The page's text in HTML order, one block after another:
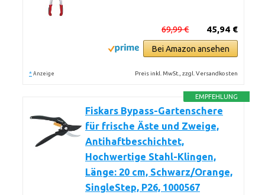
45,94 €
69,99 €
Bei Amazon ansehen
* Anzeige Preis inkl. MwSt., zzgl. Versandkosten
EMPFEHLUNG
Fiskars Bypass-Gartenschere
für frische Äste und Zweige,
Antihaftbeschichtet,
Hochwertige Stahl-Klingen,
Länge: 20 cm, Schwarz/Orange,
SingleStep, P26, 1000567